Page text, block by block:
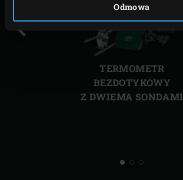
Odmowa
TERMOMETR
BEZDOTYKOWY
Z DWIEMA SONDAMI